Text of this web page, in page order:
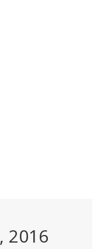
2016